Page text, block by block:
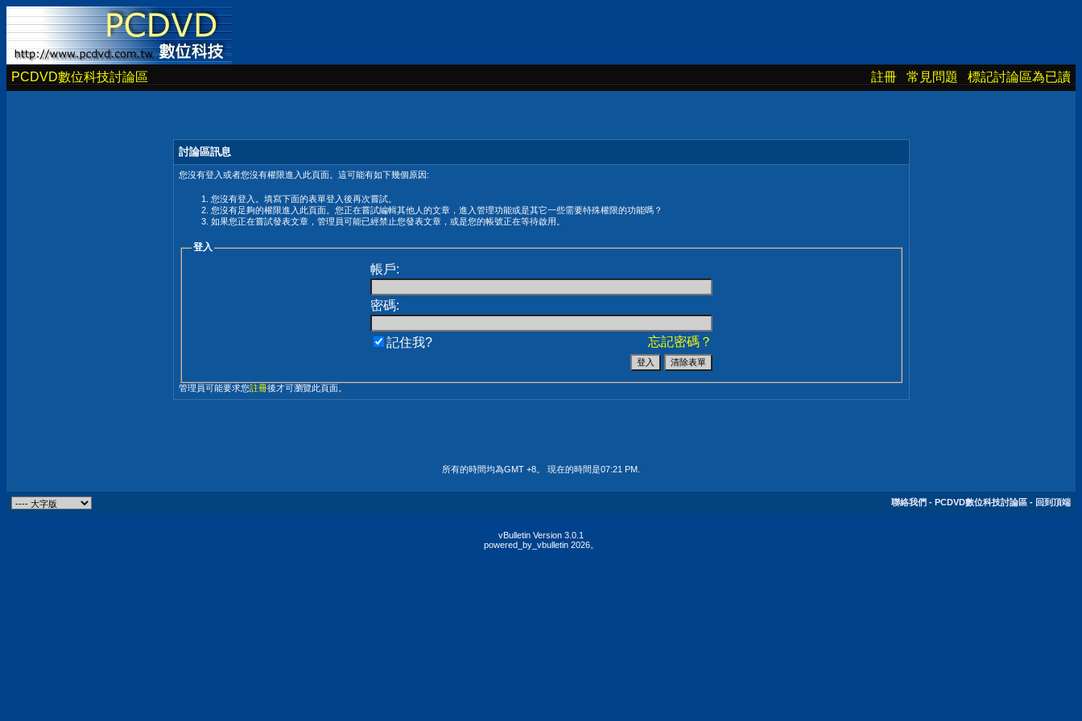
PCDVD數位科技討論區 註冊 常見問題 標記討論區為已讀
討論區訊息
您沒有登入或者您沒有權限進入此頁面。這可能有如下幾個原因:
您沒有登入。填寫下面的表單登入後再次嘗試。
您沒有足夠的權限進入此頁面。您正在嘗試編輯其他人的文章，進入管理功能或是其它一些需要特殊權限的功能嗎？
如果您正在嘗試發表文章，管理員可能已經禁止您發表文章，或是您的帳號正在等待啟用。
登入
帳戶:
密碼:
忘記密碼？
記住我?
管理員可能要求您註冊後才可瀏覽此頁面。
所有的時間均為GMT +8。 現在的時間是07:21 PM
聯絡我們 - PCDVD數位科技討論區 - 回到頂端
vBulletin Version 3.0.1
powered_by_vbulletin 2026。